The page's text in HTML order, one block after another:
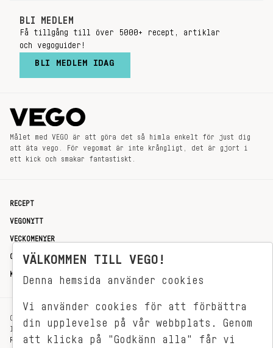
BLI MEDLEM
Få tillgång till över 5000+ recept, artiklar
och vegoguider!
BLI MEDLEM IDAG
Målet med VEGO är att göra det så himla enkelt för just dig
att äta vego. För vegomat är inte krångligt, det är gjort i
ett kick och smakar fantastiskt.
RECEPT
VEGONYTT
VECKOMENYER
OM OSS
KONTAKT
OXENSTIERNSGATAN 33
114 27 STOCKHOLM
REDAKTIONEN@VEGOMAGASINET.SE
VÄLKOMMEN TILL VEGO!
Denna hemsida använder cookies
Vi använder cookies för att förbättra
din upplevelse på vår webbplats. Genom
att klicka på "Godkänn alla" får vi